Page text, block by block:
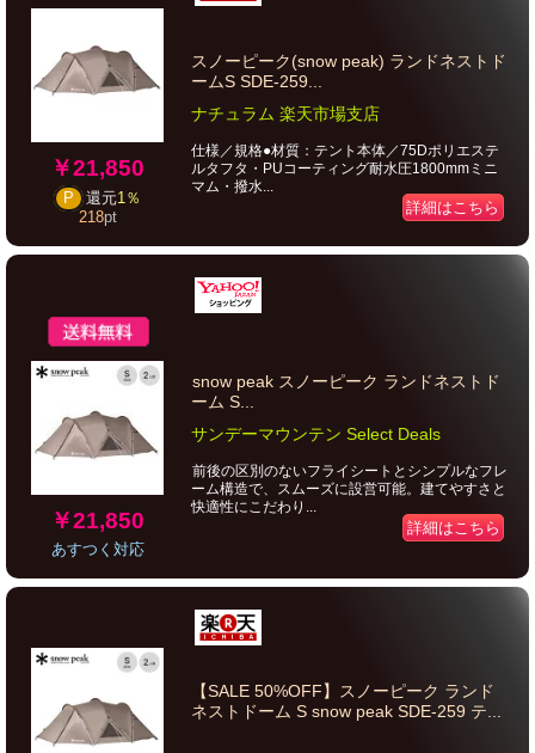
￥21,850
P 還元1％
218pt
スノーピーク(snow peak) ランドネストド
ームS SDE-259...
ナチュラム 楽天市場支店
仕様／規格●材質：テント本体／75Dポリエステ
ルタフタ・PUコーティング耐水圧1800mmミニ
マム・撥水...
詳細はこちら
￥21,850
あすつく対応
snow peak スノーピーク ランドネストド
ーム S...
サンデーマウンテン Select Deals
前後の区別のないフライシートとシンプルなフレ
ーム構造で、スムーズに設営可能。建てやすさと
快適性にこだわり...
詳細はこちら
【SALE 50%OFF】スノーピーク ランド
ネストドーム S snow peak SDE-259 テ...